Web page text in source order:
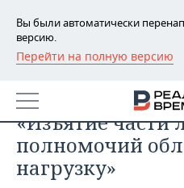
Вы были автоматически
версию.
Перейти на полную версию
РЕГИОНЫ
БАШКОРТОСТАН
ТАТАРСТАН
УДМУРТИЯ
НОВОСТИ
АНАЛИТИКА
НОВОСТИ АНАЛИТИКИ
ЭКОНОМИКА
Глава
«Изъятие части
полномочий
нагрузку»